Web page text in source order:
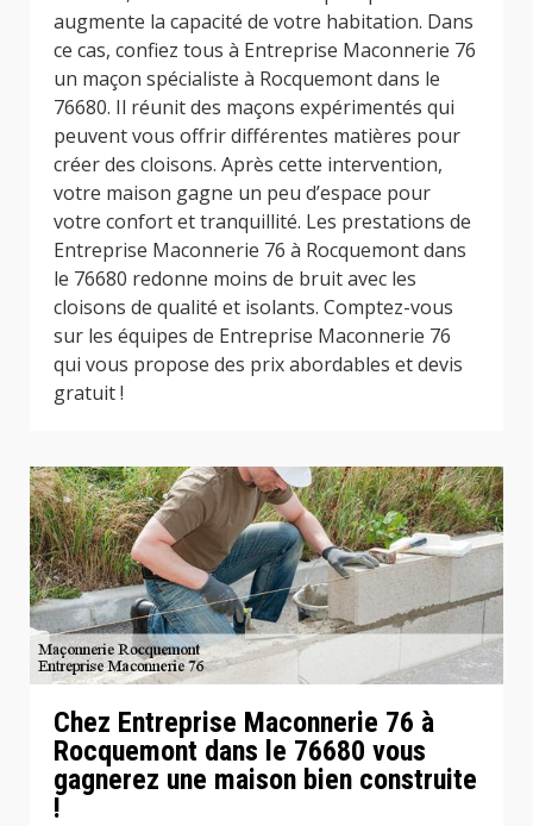
augmente la capacité de votre habitation. Dans
ce cas, confiez tous à Entreprise Maconnerie 76
un maçon spécialiste à Rocquemont dans le
76680. Il réunit des maçons expérimentés qui
peuvent vous offrir différentes matières pour
créer des cloisons. Après cette intervention,
votre maison gagne un peu d’espace pour
votre confort et tranquillité. Les prestations de
Entreprise Maconnerie 76 à Rocquemont dans
le 76680 redonne moins de bruit avec les
cloisons de qualité et isolants. Comptez-vous
sur les équipes de Entreprise Maconnerie 76
qui vous propose des prix abordables et devis
gratuit !
Chez Entreprise Maconnerie 76 à
Rocquemont dans le 76680 vous
gagnerez une maison bien construite
!